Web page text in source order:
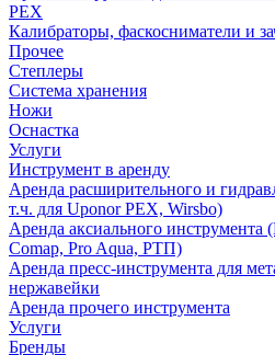
PEX
Калибраторы, фаскосниматели и
Прочее
Степлеры
Система хранения
Ножи
Оснастка
Услуги
Инструмент в аренду
Аренда расширительного и
т.ч. для Uponor PEX, Wirsbo)
Аренда аксиального инструмента
Comap, Pro Aqua, РТП)
Аренда пресс-инструмента для
нержавейки
Аренда прочего инструмента
Услуги
Бренды